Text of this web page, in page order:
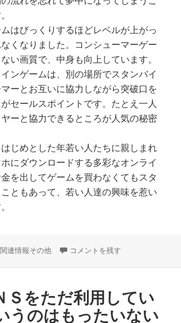
はびっくりするほどレベルが上がっ
くなりました。コンシューマーゲー
い画質で、中身も向上しています。
ンゲームは、別の場所でスタンバイ
ーとお互いに協力しながら突破口を
セールスポイントです。たとえ一人
ーと協力できるところが人気の秘密
じめとした年若い人たちに親しまれ
にダウンロードする多彩なオンライ
を出してゲームを買わなくてもスタ
ともあって、若い人達の興味を惹い
カ
ー
関連情報その他 名高いゲームアプリの中にも…。
コメントを残す
Ｓをただ利用してい
うのはもったいない